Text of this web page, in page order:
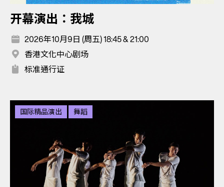
开幕演出：我城
2026年10月9日 (周五) 18:45 & 21:00
香港文化中心剧场
标准通行证
国际精品演出 舞蹈